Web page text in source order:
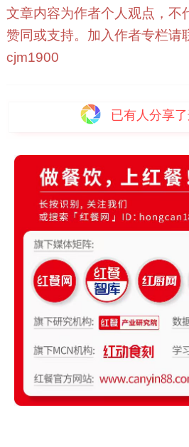
文章内容为作者个人观点，不
赞同或支持。加入作者专栏请
cjm1900
已有 人分享